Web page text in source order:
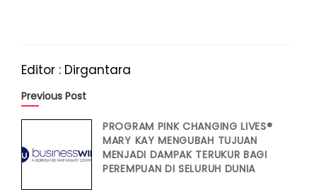
Editor : Dirgantara
Previous Post
PROGRAM PINK CHANGING LIVES®
MARY KAY MENGUBAH TUJUAN
MENJADI DAMPAK TERUKUR BAGI
PEREMPUAN DI SELURUH DUNIA